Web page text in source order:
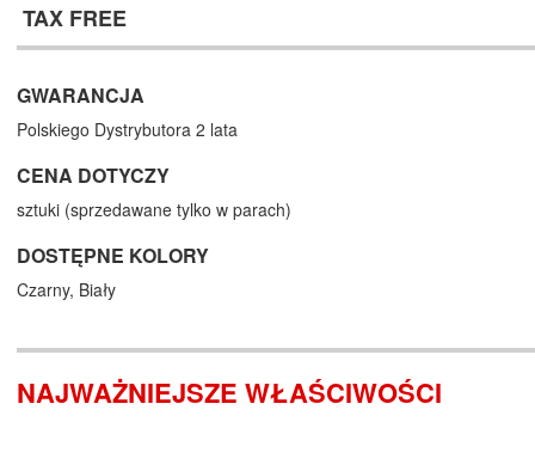
TAX FREE
GWARANCJA
Polskiego Dystrybutora 2 lata
CENA DOTYCZY
sztuki (sprzedawane tylko w parach)
DOSTĘPNE KOLORY
Czarny, Biały
NAJWAŻNIEJSZE WŁAŚCIWOŚCI